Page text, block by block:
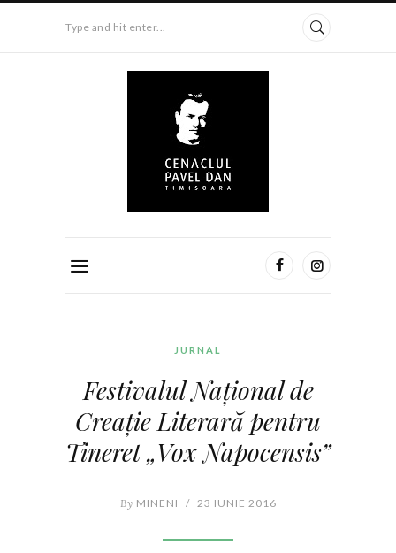
Type and hit enter...
JURNAL
Festivalul Național de
Creație Literară pentru
Tineret „Vox Napocensis”
By MINENI / 23 IUNIE 2016